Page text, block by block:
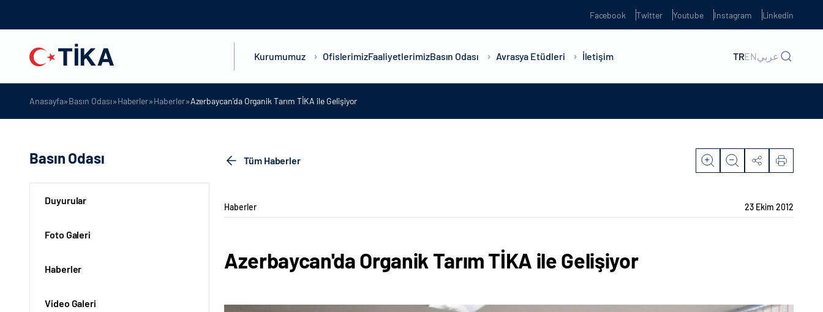
Facebook Twitter Youtube Instagram Linkedin
Kurumumuz OfislerimizFaaliyetlerimizBasın Odası Avrasya Etüdleri İletişim TRENعربي
Anasayfa»Basın Odası»Haberler»Haberler»Azerbaycan'da Organik Tarım TİKA ile Gelişiyor
Basın Odası
Duyurular
Foto Galeri
Haberler
Video Galeri
Tüm Haberler
Haberler 23 Ekim 2012
Azerbaycan'da Organik Tarım TİKA ile Gelişiyor